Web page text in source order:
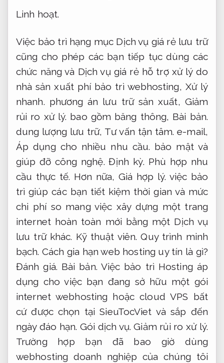
Linh hoạt.
Việc bảo trì hạng mục Dịch vụ giá rẻ lưu trữ
cũng cho phép các bạn tiếp tục dùng các
chức năng và Dịch vụ giá rẻ hỗ trợ xử lý do
nhà sản xuất phí bảo trì webhosting, Xử lý
nhanh. phương án lưu trữ sản xuất, Giảm
rủi ro xử lý. bao gồm băng thông, Bài bản.
dung lượng lưu trữ, Tư vấn tận tâm. e-mail,
Áp dụng cho nhiều nhu cầu. bảo mật và
giúp đỡ công nghệ.Định kỳ. Phù hợp nhu
cầu thực tế. Hơn nữa, Giá hợp lý. việc bảo
trì giúp các bạn tiết kiệm thời gian và mức
chi phí so mang việc xây dựng một trang
internet hoàn toàn mới bằng một Dịch vụ
lưu trữ khác. Kỹ thuật viên. Quy trình minh
bạch. Cách gia hạn web hosting uy tín là gì?
Đánh giá. Bài bản. Việc bảo trì Hosting áp
dụng cho việc bạn đang sở hữu một gói
internet webhosting hoặc cloud VPS bất
cứ được chọn tại SieuTocViet và sắp đến
ngày đáo hạn. Gói dịch vụ. Giảm rủi ro xử lý.
Trường hợp bạn đã bao giờ dùng
webhosting doanh nghiệp của chúng tôi